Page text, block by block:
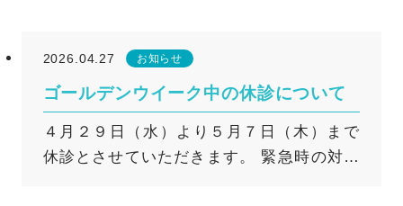
2026.04.27 お知らせ
ゴールデンウイーク中の休診について
４月２９日（水）より５月７日（木）まで
休診とさせていただきます。 緊急時の対応